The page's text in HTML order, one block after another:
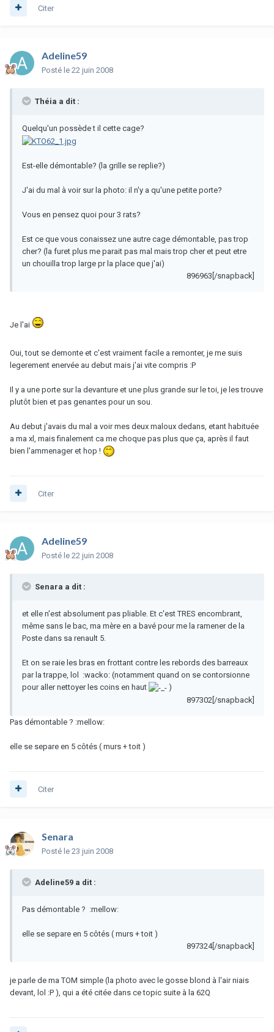
Citer
Adeline59
Posté le 22 juin 2008
Théia a dit :
Quelqu'un possède t il cette cage?
Est-elle démontable? (la grille se replie?)
J'ai du mal à voir sur la photo: il n'y a qu'une petite porte?
Vous en pensez quoi pour 3 rats?
Est ce que vous conaissez une autre cage démontable, pas trop
cher? (la furet plus me parait pas mal mais trop cher et peut etre
un chouilla trop large pr la place que j'ai)
896963[/snapback]
Je l'ai
Oui, tout se demonte et c'est vraiment facile a remonter, je me suis
legerement enervée au debut mais j'ai vite compris :P
Il y a une porte sur la devanture et une plus grande sur le toi, je les trouve
plutôt bien et pas genantes pour un sou.
Au debut j'avais du mal a voir mes deux maloux dedans, etant habituée
a ma xl, mais finalement ca me choque pas plus que ça, après il faut
bien l'ammenager et hop !
Citer
Adeline59
Posté le 22 juin 2008
Senara a dit :
et elle n'est absolument pas pliable. Et c'est TRES encombrant,
même sans le bac, ma mère en a bavé pour me la ramener de la
Poste dans sa renault 5.
Et on se raie les bras en frottant contre les rebords des barreaux
par la trappe, lol :wacko: (notamment quand on se contorsionne
pour aller nettoyer les coins en haut
)
897302[/snapback]
Pas démontable ? :mellow:
elle se separe en 5 côtés ( murs + toit )
Citer
Senara
Posté le 23 juin 2008
Adeline59 a dit :
Pas démontable ? :mellow:
elle se separe en 5 côtés ( murs + toit )
897324[/snapback]
je parle de ma TOM simple (la photo avec le gosse blond à l'air niais
devant, lol :P ), qui a été citée dans ce topic suite à la 62Q